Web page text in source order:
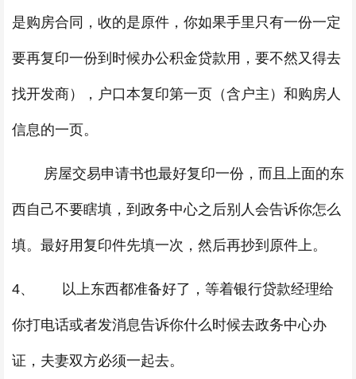
是购房合同，收的是原件，你如果手里只有一份一定
要再复印一份到时候办公积金贷款用，要不然又得去
找开发商），户口本复印第一页（含户主）和购房人
信息的一页。
房屋交易申请书也最好复印一份，而且上面的东
西自己不要瞎填，到政务中心之后别人会告诉你怎么
填。最好用复印件先填一次，然后再抄到原件上。
4、 以上东西都准备好了，等着银行贷款经理给
你打电话或者发消息告诉你什么时候去政务中心办
证，夫妻双方必须一起去。